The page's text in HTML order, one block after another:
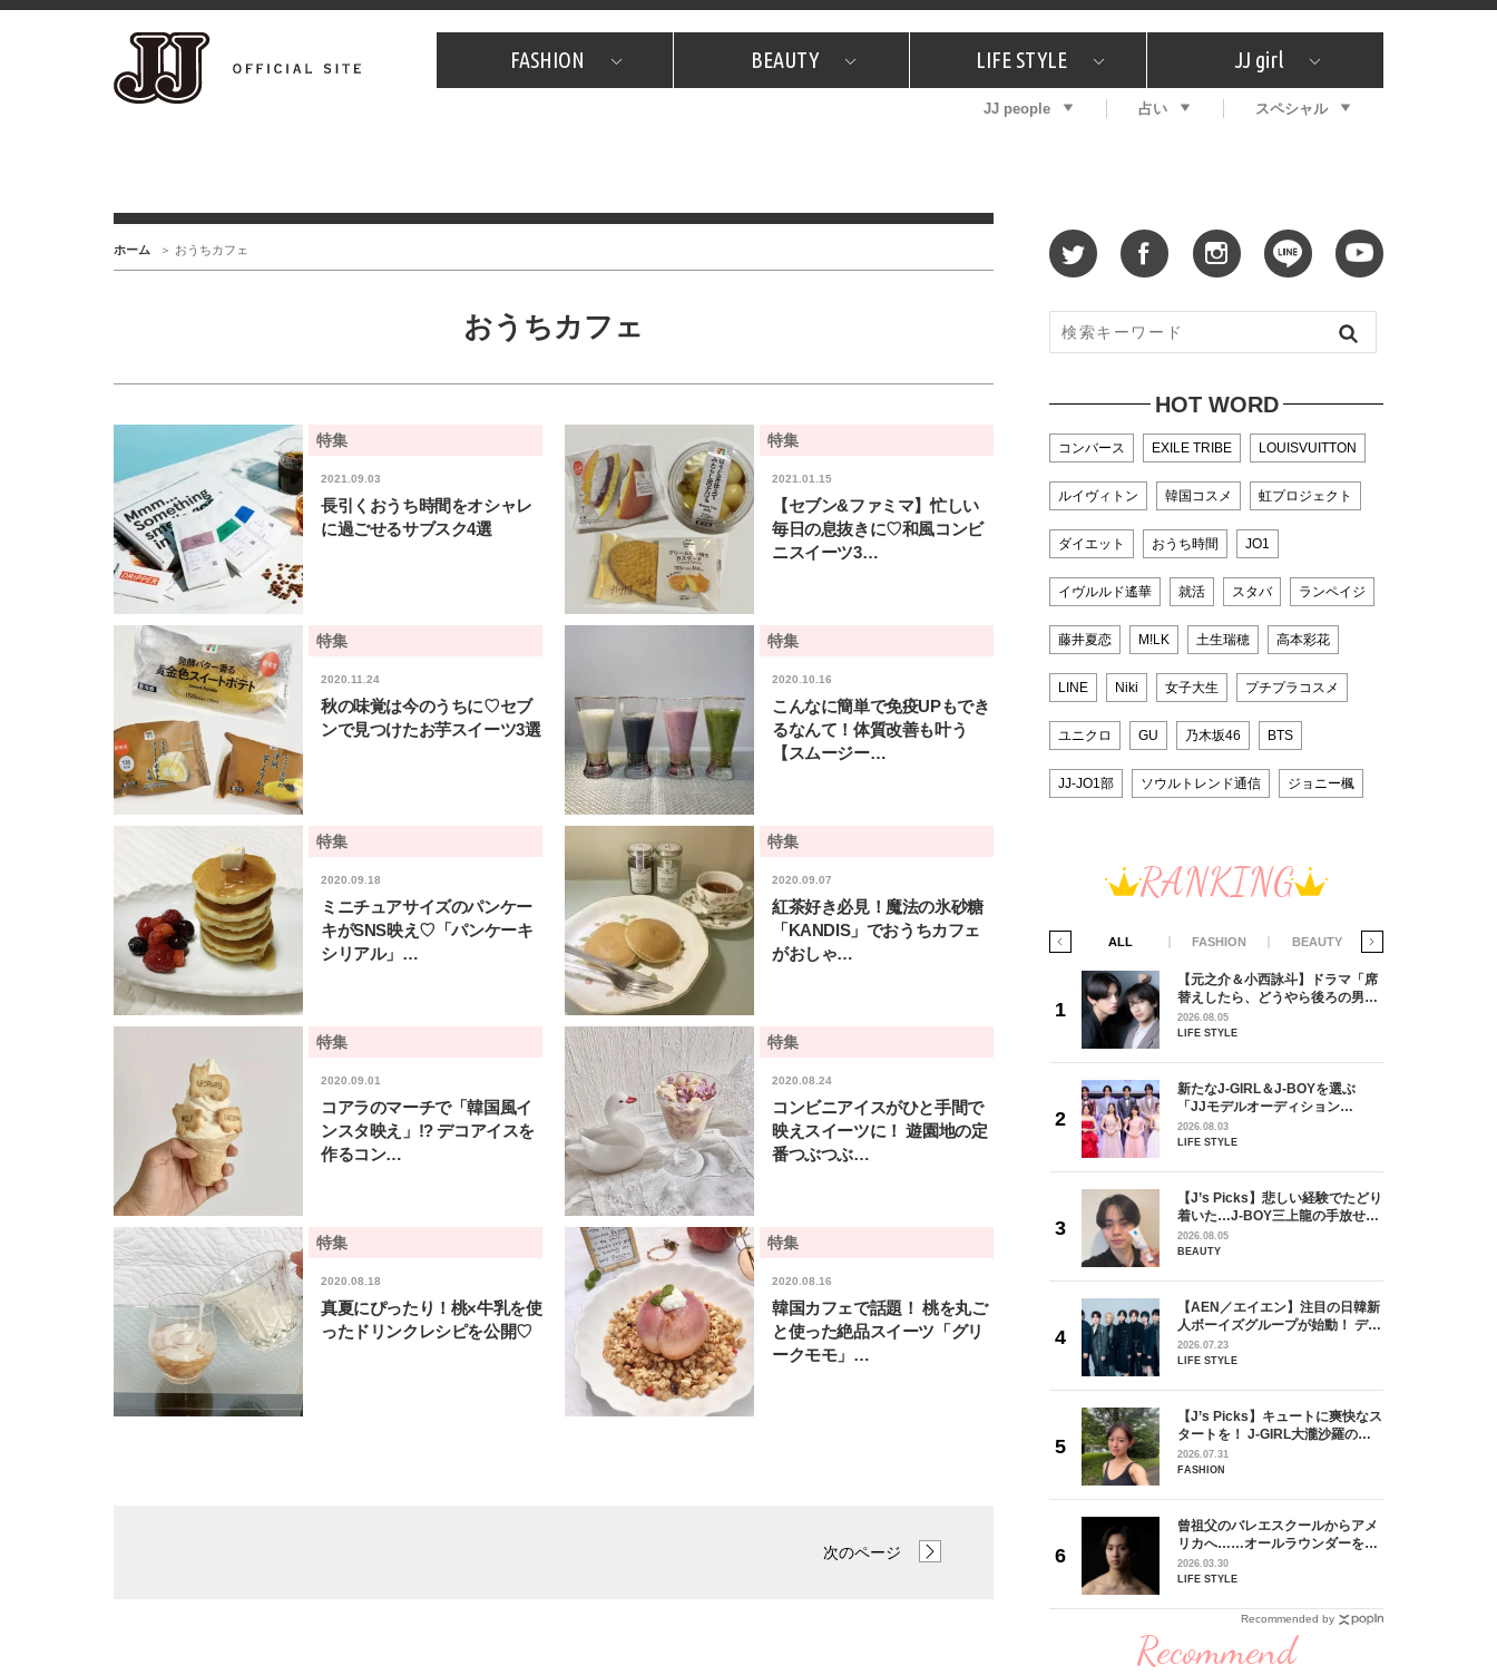
FASHION
JJスタッフの"それどこの"？ プチプラ プレゼント
BEAUTY
コスメ全部試してみた What's NEW？ 特集
LIFE STYLE
JJグルメガイド エンタメ プレゼント
恋愛
JJ girl
特集 おしゃラン！
JJ people 占い スペシャル
ホーム おうちカフェ
おうちカフェ
特集
2021.09.03
長引くおうち時間をオシャレ
に過ごせるサブスク4選
特集
2021.01.15
【セブン&ファミマ】忙しい
毎日の息抜きに♡和風コンビ
ニスイーツ3…
特集
2020.11.24
秋の味覚は今のうちに♡セブ
ンで見つけたお芋スイーツ3選
特集
2020.10.16
こんなに簡単で免疫UPもでき
るなんて！体質改善も叶う
【スムージー…
特集
2020.09.18
ミニチュアサイズのパンケー
キがSNS映え♡「パンケーキ
シリアル」…
特集
2020.09.07
紅茶好き必見！魔法の氷砂糖
「KANDIS」でおうちカフェ
がおしゃ…
特集
2020.09.01
コアラのマーチで「韓国風イ
ンスタ映え」!? デコアイスを
作るコン…
特集
2020.08.24
コンビニアイスがひと手間で
映えスイーツに！ 遊園地の定
番つぶつぶ…
特集
2020.08.18
真夏にぴったり！桃×牛乳を使
ったドリンクレシピを公開♡
特集
2020.08.16
韓国カフェで話題！ 桃を丸ご
と使った絶品スイーツ「グリ
ークモモ」…
次のページ
HOT WORD
コンバース EXILE TRIBE LOUISVUITTON
ルイヴィトン 韓国コスメ 虹プロジェクト
ダイエット おうち時間 JO1
イヴルルド遙華 就活 スタバ ランペイジ
藤井夏恋 M!LK 土生瑞穂 高本彩花
LINE Niki 女子大生 プチプラコスメ
ユニクロ GU 乃木坂46 BTS
JJ-JO1部 ソウルトレンド通信 ジョニー楓
RANKING
BEAUTY ALL FASHION BEAUTY
【J’s Picks】悲しい経験でたどり
着いた…J-BOY三上龍の手放せな
い“オールインワン”アイテム〈ビ
ューティ＆ファッション夏の必需
【J’s Picks】J-GIRL早坂萌香の
徹底した日焼けケア！ でも、いち
ばん大切なのは…〈ビューティ＆
ファッション夏の必需品〉
2026.07.24
BEAUTY
【J’s Picks】J-BOY中田凌多
は“汗と暑さ”に悩める仕事終わり
もスマートに〈ビューティ＆ファ
ッション夏の必需品〉
【注目アーティストRainy。っ
て？】忙しい日でも欠かせない、
朝と夜のケアでつくられる透明感
【注目アーティストRainy。っ
「JJモデルオーディション
2027」が募集開始！ 予選ブロッ
クは候補生の“魅力”を重視した
「新システム」に変わります
2026.08.03
LIFE STYLE
曾祖父のバレエスクールからアメ
リカへ……オールラウンダーを目
指すダンサーは踊ることが好きす
ぎる【王子様の推しドコロ】
LIFE STYLE
した「JJ50周年スペシャルPOP-
UPストア」広島・岩手で同時開
2026.08.01
【元之介＆小西詠斗】ドラマ「席
替えしたら、どうやら後ろの男が
どうやら俺のこと好きらしい」放
送記念インタビュー♡ 「自然と詠
2026.08.05
LIFE STYLE
新たなJ-GIRL＆J-BOYを選ぶ
「JJモデルオーディション
2027」が募集開始！ 予選ブロッ
クは候補生の“魅力”を重視した
2026.08.03
LIFE STYLE
【J’s Picks】悲しい経験でたどり
着いた…J-BOY三上龍の手放せな
い“オールインワン”アイテム〈ビ
ューティ＆ファッション夏の必需
2026.08.05
BEAUTY
【AEN／エイエン】注目の日韓新
人ボーイズグループが始動！ デビ
ュー目前のフレッシュな面々を独
占インタビュー。7人の魅力に迫
2026.07.23
LIFE STYLE
【J’s Picks】キュートに爽快なス
タートを！ J-GIRL大瀧沙羅の軽
やかな朝活〈気分をアゲるアイテ
ム＆ルーティーン〉
2026.07.31
FASHION
曾祖父のバレエスクールからアメ
リカへ……オールラウンダーを目
指すダンサーは踊ることが好きす
ぎる【王子様の推しドコロ】
2026.03.30
LIFE STYLE
Recommended by
Recommend